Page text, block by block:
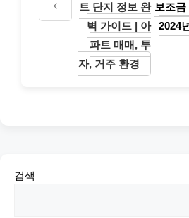
트 단지 정보 완
벽 가이드 | 아
파트 매매, 투
자, 거주 환경
보조
2024
검색